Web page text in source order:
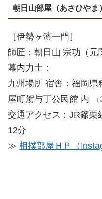
朝日山部屋（あさひやま）
［伊勢ヶ濱一門］
師匠：朝日山 宗功（元
幕内力士：
九州場所 宿舎：福岡県
屋町駕与丁公民館 内
交通アクセス：JR篠栗
12分
≫ 相撲部屋ＨＰ（